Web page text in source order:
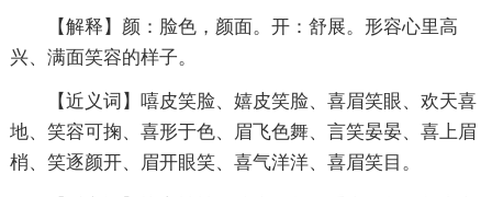
【解释】颜：脸色，颜面。开：舒展。形容心里高
兴、满面笑容的样子。
【近义词】嘻皮笑脸、嬉皮笑脸、喜眉笑眼、欢天喜
地、笑容可掬、喜形于色、眉飞色舞、言笑晏晏、喜上眉
梢、笑逐颜开、眉开眼笑、喜气洋洋、喜眉笑目。